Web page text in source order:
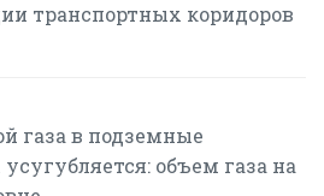
транспортных коридоров
газа в подземные
объем газа на